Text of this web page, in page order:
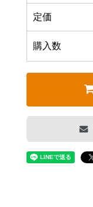
定価
購入数